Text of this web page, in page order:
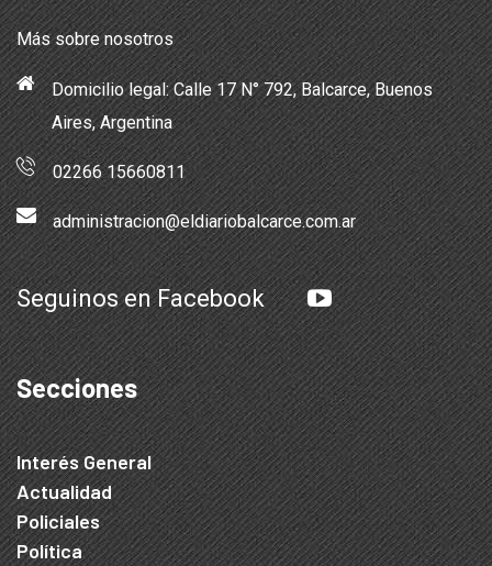
Más sobre nosotros
Domicilio legal: Calle 17 N° 792, Balcarce, Buenos
Aires, Argentina
02266 15660811
administracion@eldiariobalcarce.com.ar
Seguinos en Facebook
Secciones
Interés General
Actualidad
Policiales
Política